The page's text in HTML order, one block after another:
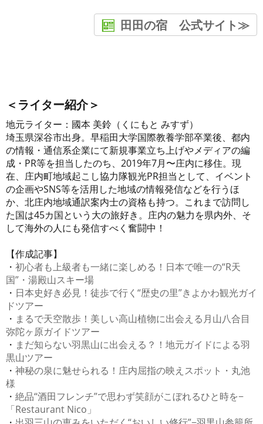
田田の宿 公式サイト≫
＜ライター紹介＞
地元ライター：國本 美鈴（くにもと みすず）
埼玉県深谷市出身。早稲田大学国際教養学部卒業後、都内
の情報・通信系企業にて新規事業立ち上げやメディアの編
成・PR等を担当したのち、2019年7月〜庄内に移住。現
在、庄内町地域起こし協力隊観光PR担当として、イベント
の企画やSNS等を活用した地域の情報発信などを行うほ
か、北庄内地域通訳案内士の資格も持つ。これまで訪問し
た国は45カ国という大の旅好き。庄内の魅力を県内外、そ
して海外の人にも発信すべく奮闘中！
【作成記事】
・ 初心者も上級者も一緒に楽しめる！日本で唯一の“R天
国”・湯殿山スキー場
・ 日本史好き必見！徒歩で行く“歴史の里”きよかわ観光ガイ
ドツアー
・ まるで天空散歩！美しい高山植物に出会える月山八合目
弥陀ヶ原ガイドツアー
・ まだ知らない羽黒山に出会える？！地元ガイドによる羽
黒山ツアー
・ 神秘の泉に魅せられる！庄内屈指の映えスポット・丸池
様
・ 絶品“酒田フレンチ”で思わず笑顔がこぼれるひと時を−
「Restaurant Nico」